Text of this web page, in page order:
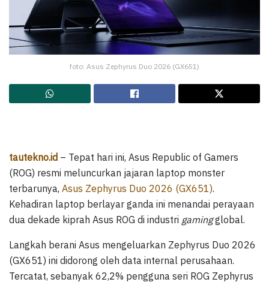
foto: Asus Zephyrus Duo 2026 (GX651)
tautekno.id – Tepat hari ini, Asus Republic of Gamers
(ROG) resmi meluncurkan jajaran laptop monster
terbarunya, Asus Zephyrus Duo 2026 (GX651).
Kehadiran laptop berlayar ganda ini menandai perayaan
dua dekade kiprah Asus ROG di industri gamingglobal.
Langkah berani Asus mengeluarkan Zephyrus Duo 2026
(GX651) ini didorong oleh data internal perusahaan.
Tercatat, sebanyak 62,2% pengguna seri ROG Zephyrus